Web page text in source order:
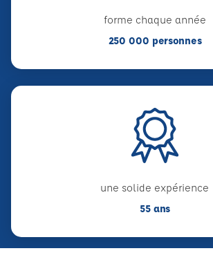
forme chaque année
250 000 personnes
une solide expérience
55 ans